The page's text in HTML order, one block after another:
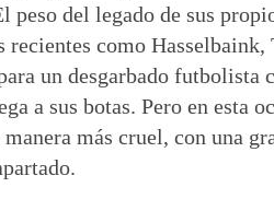
peso del legado de sus
recientes como
un desgarbado futbolista
a sus botas. Pero en esta
más cruel, con una